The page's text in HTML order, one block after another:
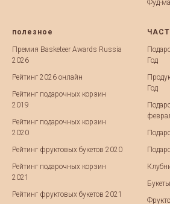
Фуд-
полезное
Премия Basketeer Awards Russia
2026
Рейтинг 2026 онлайн
Рейтинг подарочных корзин
2019
Рейтинг подарочных корзин
2020
Рейтинг фруктовых букетов 2020
Рейтинг подарочных корзин
2021
Рейтинг фруктовых букетов 2021
Год
Год